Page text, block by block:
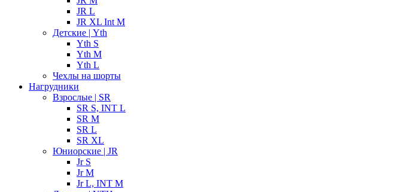
JR L
JR XL Int M
Детские | Yth
Yth S
Yth M
Yth L
Чехлы на шорты
Нагрудники
Взрослые | SR
SR S, INT L
SR M
SR L
SR XL
Юниорские | JR
Jr S
Jr M
Jr L, INT M